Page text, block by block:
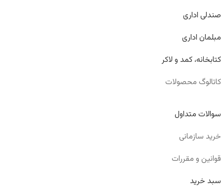
صندلی اداری
مبلمان اداری
کتابخانه، کمد و لاکر
کاتالوگ محصولات
سوالات متداول
خرید سازمانی
قوانین و مقررات
سبد خرید